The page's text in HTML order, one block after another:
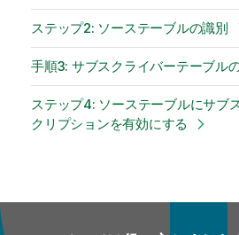
ステップ2: ソーステーブルの識別
手順3: サブスクライバーテーブル
ステップ4: ソーステーブルにサブ
クリプションを有効にする